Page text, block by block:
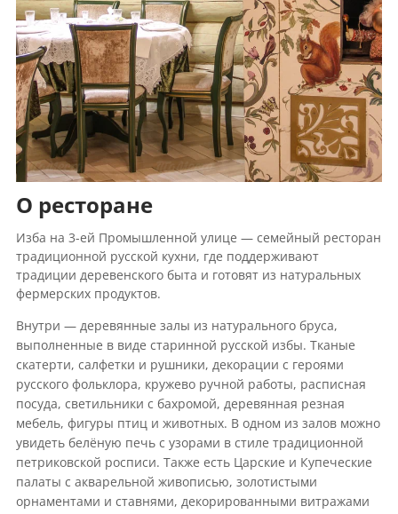
О ресторане
Изба на 3-ей Промышленной улице — семейный ресторан
традиционной русской кухни, где поддерживают
традиции деревенского быта и готовят из натуральных
фермерских продуктов.
Внутри — деревянные залы из натурального бруса,
выполненные в виде старинной русской избы. Тканые
скатерти, салфетки и рушники, декорации с героями
русского фольклора, кружево ручной работы, расписная
посуда, светильники с бахромой, деревянная резная
мебель, фигуры птиц и животных. В одном из залов можно
увидеть белёную печь с узорами в стиле традиционной
петриковской росписи. Также есть Царские и Купеческие
палаты с акварельной живописью, золотистыми
орнаментами и ставнями, декорированными витражами